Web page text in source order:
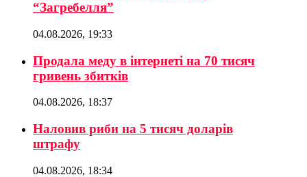
“Загребелля”
04.08.2026, 19:33
Продала меду в інтернеті на 70 тисяч
гривень збитків
04.08.2026, 18:37
Наловив риби на 5 тисяч доларів
штрафу
04.08.2026, 18:34